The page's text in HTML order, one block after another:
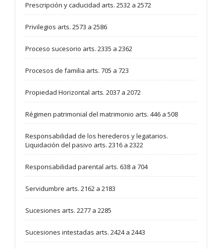
Prescripción y caducidad arts. 2532 a 2572
Privilegios arts. 2573 a 2586
Proceso sucesorio arts. 2335 a 2362
Procesos de familia arts. 705 a 723
Propiedad Horizontal arts. 2037 a 2072
Régimen patrimonial del matrimonio arts. 446 a 508
Responsabilidad de los herederos y legatarios.
Liquidación del pasivo arts. 2316 a 2322
Responsabilidad parental arts. 638 a 704
Servidumbre arts. 2162 a 2183
Sucesiones arts. 2277 a 2285
Sucesiones intestadas arts. 2424 a 2443